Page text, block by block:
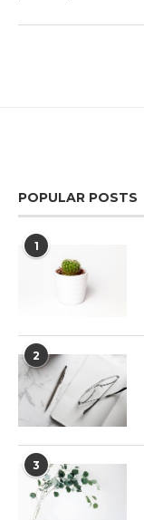
POPULAR POSTS
1
2
3